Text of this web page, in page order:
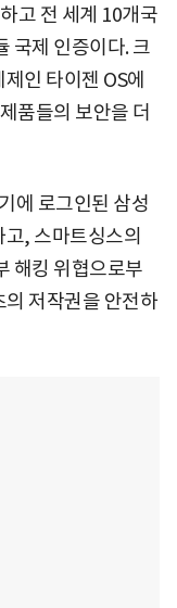
고 전 세계 10개국
국제 인증이다. 크
인 타이젠 OS에
품들의 보안을 더
에 로그인된 삼성
, 스마트싱스의
해킹 위협으로부
저작권을 안전하